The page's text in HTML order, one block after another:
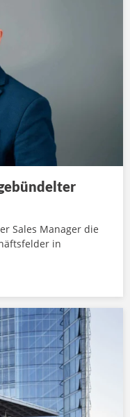
Sales Manager die
in